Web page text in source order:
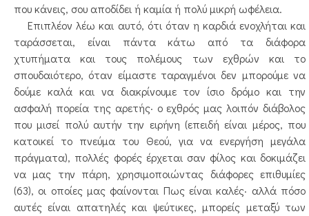
που κάνεις, σου αποδίδει ή καμία ή πολύ μικρή ωφέλεια.
Επιπλέον λέω και αυτό, ότι όταν η καρδιά ενοχλήται και
ταράσσεται, είναι πάντα κάτω από τα διάφορα
χτυπήματα και τους πολέμους των εχθρών και το
σπουδαιότερο, όταν είμαστε ταραγμένοι δεν μπορούμε να
δούμε καλά και να διακρίνουμε τον ίσιο δρόμο και την
ασφαλή πορεία της αρετής· ο εχθρός μας λοιπόν διάβολος
που μισεί πολύ αυτήν την ειρήνη (επειδή είναι μέρος, που
κατοικεί το πνεύμα του Θεού, για να ενεργήση μεγάλα
πράγματα), πολλές φορές έρχεται σαν φίλος και δοκιμάζει
να μας την πάρη, χρησιμοποιώντας διάφορες επιθυμίες
(63), οι οποίες μας φαίνονται Πως είναι καλές· αλλά πόσο
αυτές είναι απατηλές και ψεύτικες, μπορείς μεταξύ των